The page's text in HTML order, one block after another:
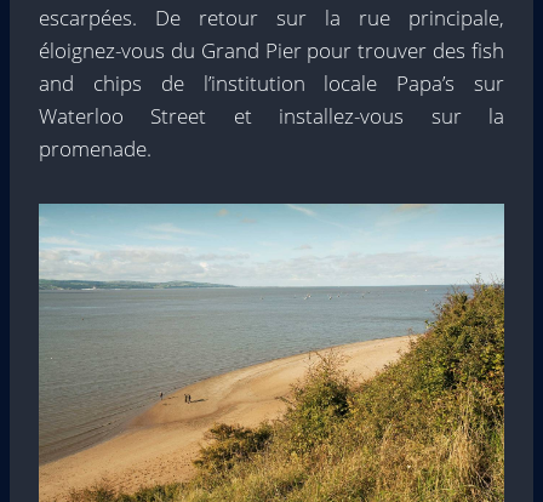
escarpées. De retour sur la rue principale,
éloignez-vous du Grand Pier pour trouver des fish
and chips de l’institution locale Papa’s sur
Waterloo Street et installez-vous sur la
promenade.